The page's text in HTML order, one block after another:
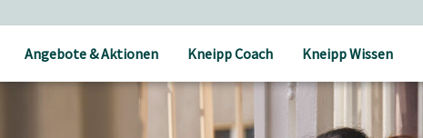
Angebote & Aktionen Kneipp Coach Kneipp Wissen